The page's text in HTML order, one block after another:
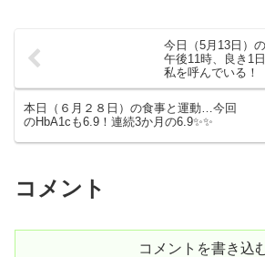
今日（5月13日）
午後11時、良き1
私を呼んでいる！
本日（６月２８日）の食事と運動…今回
のHbA1cも6.9！連続3か月の6.9✨✨
コメント
コメントを書き込